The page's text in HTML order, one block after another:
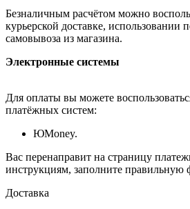
Безналичным расчётом можно
курьерской доставке, использовании
самовывоза из магазина.
Электронные системы
Для оплаты вы можете
платёжных систем:
ЮMoney.
Вас перенаправит на страницу
инструкциям, заполните правильную
Доставка